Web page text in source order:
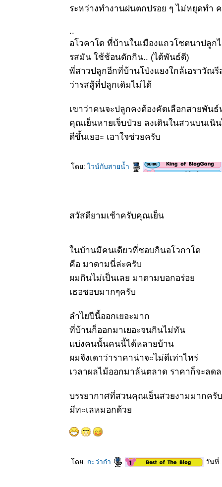
ระหว่างทำงานฝนตกปรอย ๆ ไม่หยุดทำ
..
อโวคาโด ที่บ้านในเมืองแถวโชตนาปลูก
รสมัน ใช้ช้อนตักกิน.. (ได้พันธ์ดี)
พี่สาวปลูกอีกที่บ้านโป่งแยงใกล้เอราวัณ
ว่ารสสู้ที่ปลูกเดิมไม่ได้
เขาว่าคนจะปลูกคงต้องคัดเลือกสายพัน
คุณเย็นหายเจ็บป่วย ลงเดินในสวนบนเนิ
ดีขึ้นเยอะ เอาใจช่วยครับ
ดย:ไวน์กับสายน้ำ
สวัสดียามเช้าครับคุณเย็น
นบ้านมีคนเดียวที่ชอบกินอโวกาโด
คือ มาดามนี่ล่ะครับ
ผมกินไม่เป็นเลย มาดามบอกอร่อ
เธอชอบมากๆครับ
ลำไยปีนี้ออกเยอะมาก
ที่บ้านก็ออกมาเยอะจนกินไม่ทัน
บ่งคนนั้นคนนี้ได้หลายบ้าน
ผมจึงเดาว่าราคาน่าจะไม่ดีเท่าไหร่
เวลาผลไม้ออกมาล้นตลาด ราคาก็จะลด
บรรยากาศที่สวนคุณเย็นสวยงามมากครับ
มีทะเลหมอกด้ว
ดย: กะว่าก๋า วันที่: